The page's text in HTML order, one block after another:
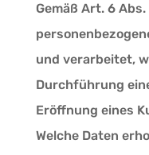
Gemäß Art. 6 Abs.
und verarbeitet,
Durchführung
Eröffnung eines
Welche Daten